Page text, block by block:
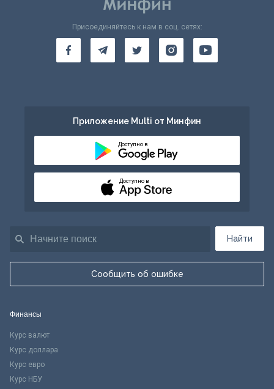
Найти
Сообщить об ошибке
Присоединяйтесь к нам в соц. сетях:
Приложение Multi от Минфин
Доступно в
Доступно в
Финансы
Курс валют
Курс доллара
Курс евро
Курс НБУ